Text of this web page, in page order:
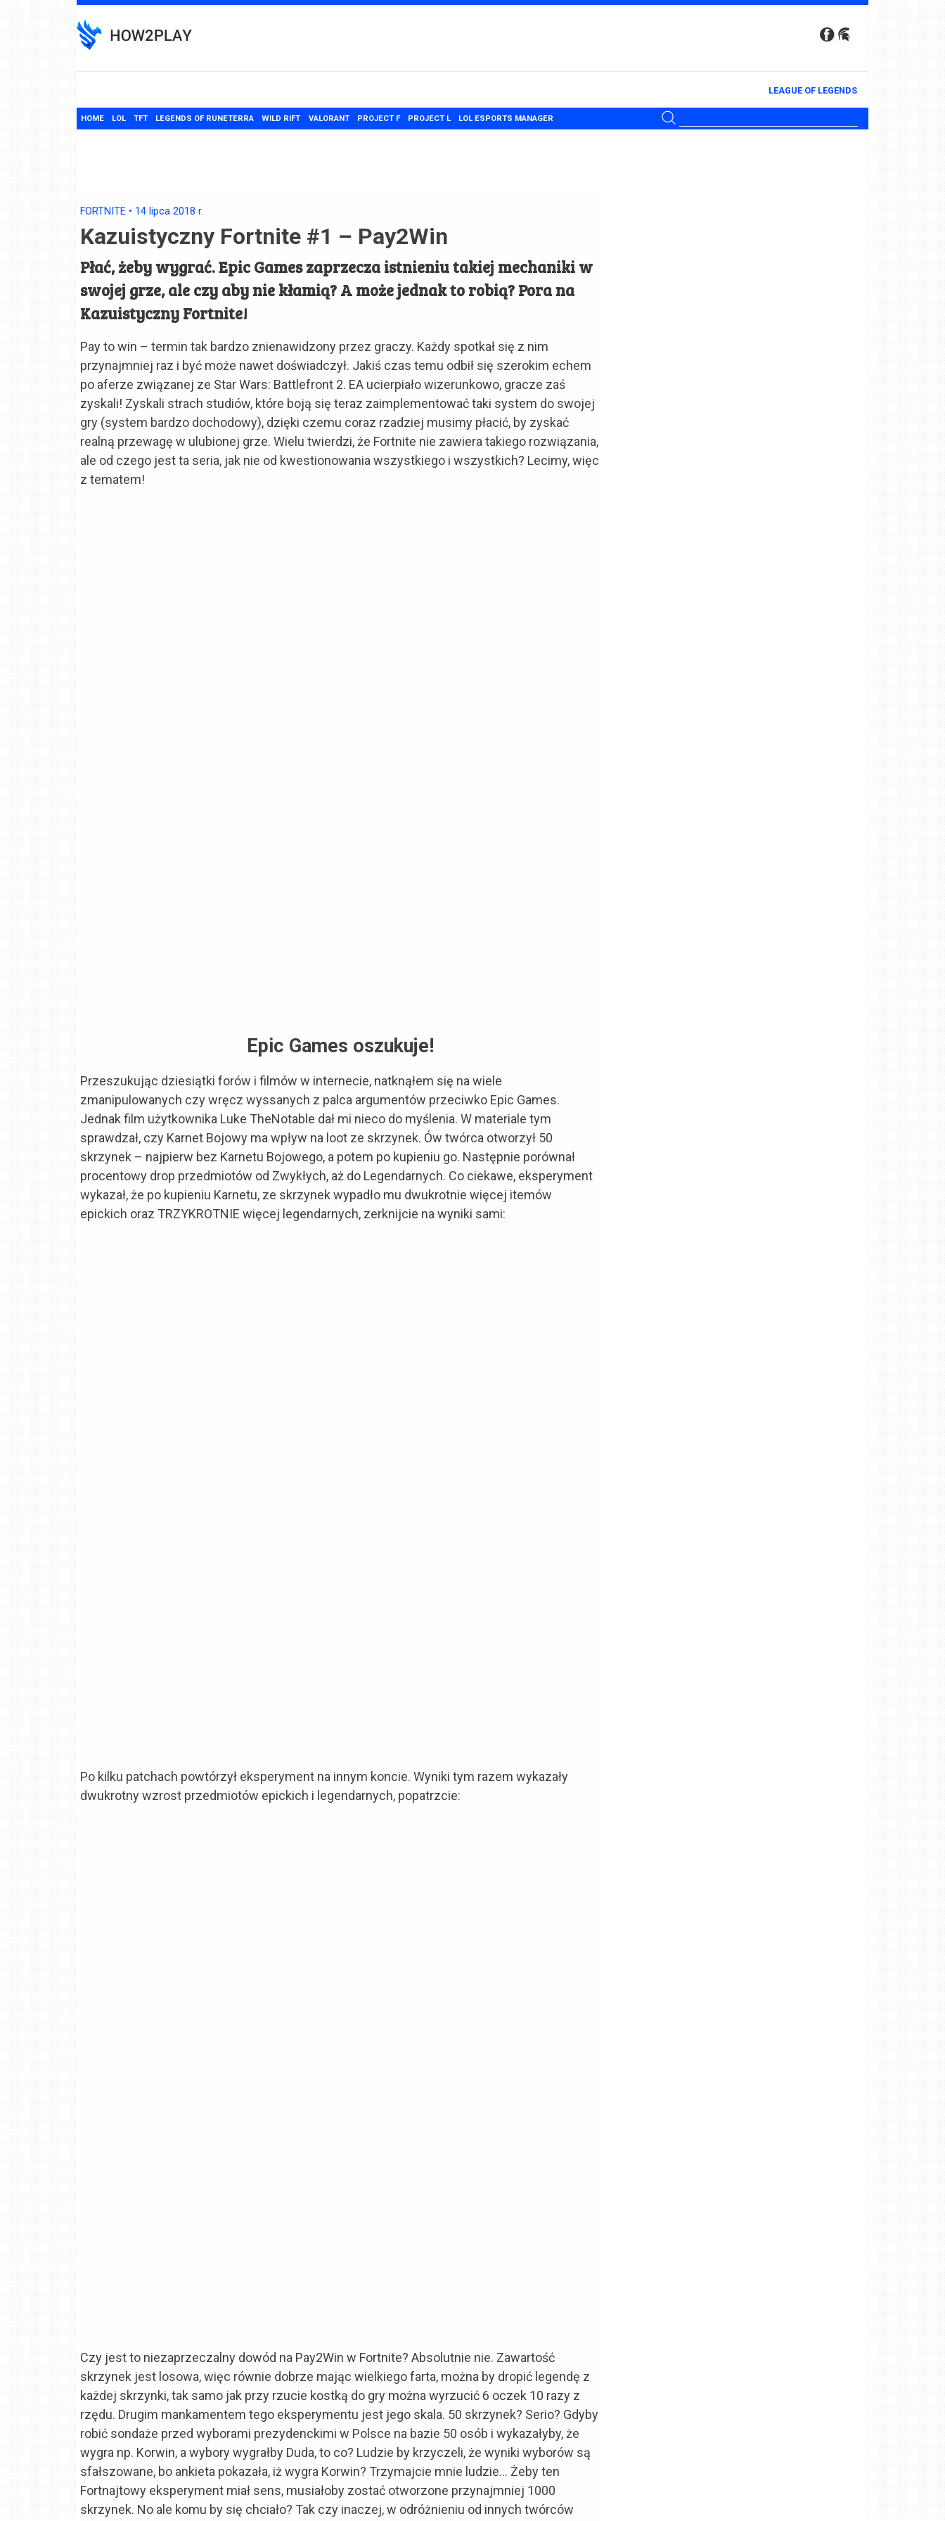
to
content
LEAGUE OF LEGENDS
HOME LOL TFT LEGENDS OF RUNETERRA WILD RIFT VALORANT PROJECT F PROJECT L LOL ESPORTS MANAGER
FORTNITE • 14 lipca 2018 r.
Kazuistyczny Fortnite #1 – Pay2Win
Płać, żeby wygrać. Epic Games zaprzecza istnieniu takiej mechaniki w
swojej grze, ale czy aby nie kłamią? A może jednak to robią? Pora na
Kazuistyczny Fortnite!
Pay to win – termin tak bardzo znienawidzony przez graczy. Każdy spotkał się z nim
przynajmniej raz i być może nawet doświadczył. Jakiś czas temu odbił się szerokim echem
po aferze związanej ze Star Wars: Battlefront 2. EA ucierpiało wizerunkowo, gracze zaś
zyskali! Zyskali strach studiów, które boją się teraz zaimplementować taki system do swojej
gry (system bardzo dochodowy), dzięki czemu coraz rzadziej musimy płacić, by zyskać
realną przewagę w ulubionej grze. Wielu twierdzi, że Fortnite nie zawiera takiego rozwiązania,
ale od czego jest ta seria, jak nie od kwestionowania wszystkiego i wszystkich? Lecimy, więc
z tematem!
Epic Games oszukuje!
Przeszukując dziesiątki forów i filmów w internecie, natknąłem się na wiele
zmanipulowanych czy wręcz wyssanych z palca argumentów przeciwko Epic Games.
Jednak film użytkownika Luke TheNotable dał mi nieco do myślenia. W materiale tym
sprawdzał, czy Karnet Bojowy ma wpływ na loot ze skrzynek. Ów twórca otworzył 50
skrzynek – najpierw bez Karnetu Bojowego, a potem po kupieniu go. Następnie porównał
procentowy drop przedmiotów od Zwykłych, aż do Legendarnych. Co ciekawe, eksperyment
wykazał, że po kupieniu Karnetu, ze skrzynek wypadło mu dwukrotnie więcej itemów
epickich oraz TRZYKROTNIE więcej legendarnych, zerknijcie na wyniki sami:
Po kilku patchach powtórzył eksperyment na innym koncie. Wyniki tym razem wykazały
dwukrotny wzrost przedmiotów epickich i legendarnych, popatrzcie:
Czy jest to niezaprzeczalny dowód na Pay2Win w Fortnite? Absolutnie nie. Zawartość
skrzynek jest losowa, więc równie dobrze mając wielkiego farta, można by dropić legendę z
każdej skrzynki, tak samo jak przy rzucie kostką do gry można wyrzucić 6 oczek 10 razy z
rzędu. Drugim mankamentem tego eksperymentu jest jego skala. 50 skrzynek? Serio? Gdyby
robić sondaże przed wyborami prezydenckimi w Polsce na bazie 50 osób i wykazałyby, że
wygra np. Korwin, a wybory wygrałby Duda, to co? Ludzie by krzyczeli, że wyniki wyborów są
sfałszowane, bo ankieta pokazała, iż wygra Korwin? Trzymajcie mnie ludzie… Żeby ten
Fortnajtowy eksperyment miał sens, musiałoby zostać otworzone przynajmniej 1000
skrzynek. No ale komu by się chciało? Tak czy inaczej, w odróżnieniu od innych twórców